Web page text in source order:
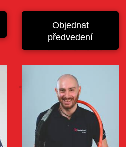
Objednat
předvedení